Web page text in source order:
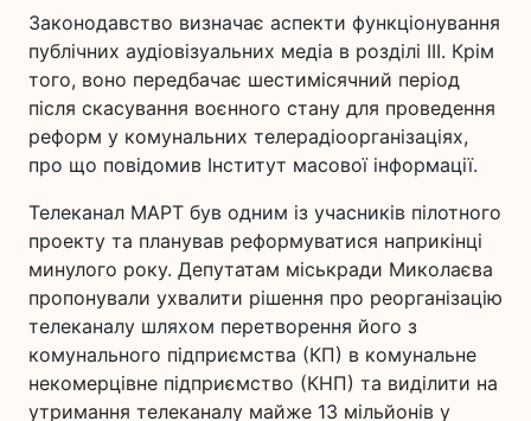
Законодавство визначає аспекти функціонування
публічних аудіовізуальних медіа в розділі ІІІ. Крім
того, воно передбачає шестимісячний період
після скасування воєнного стану для проведення
реформ у комунальних телерадіоорганізаціях,
про що повідомив Інститут масової інформації.
Телеканал МАРТ був одним із учасників пілотного
проекту та планував реформуватися наприкінці
минулого року. Депутатам міськради Миколаєва
пропонували ухвалити рішення про реорганізацію
телеканалу шляхом перетворення його з
комунального підприємства (КП) в комунальне
некомерцівне підприємство (КНП) та виділити на
утримання телеканалу майже 13 мільйонів у